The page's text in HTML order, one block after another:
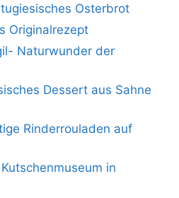
Osterbrot
Originalrezept
Naturwunder der
Dessert aus Sahne
Rinderrouladen auf
in